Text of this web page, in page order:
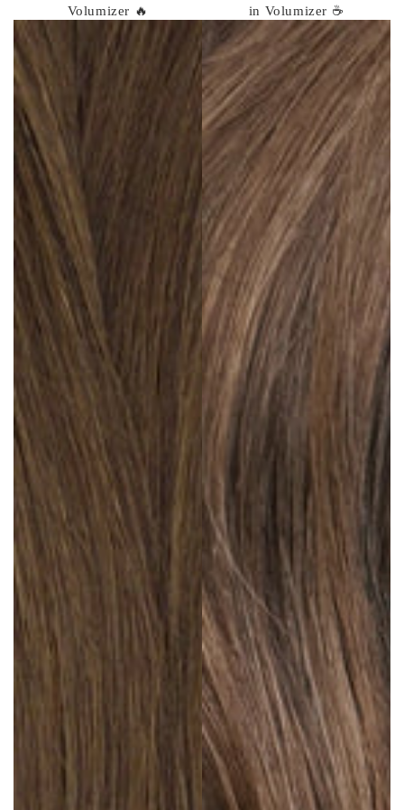
Volumizer 🔥
in Volumizer ☕